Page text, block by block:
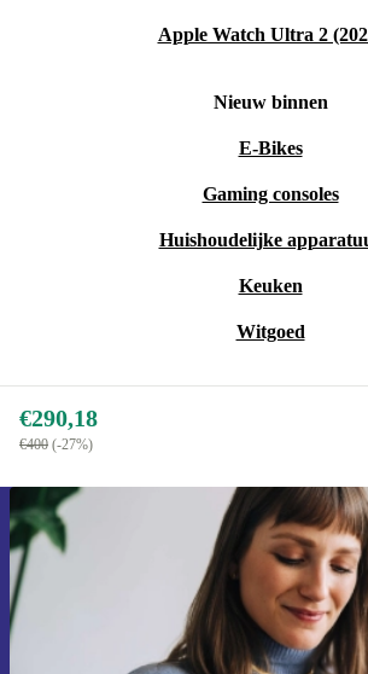
Apple Watch Ultra 2
Nieuw binnen
E-Bikes
Gaming consoles
Huishoudelijke
Keuken
Witgoed
€290,18
€400 (-27%)
Meld je aan voor onze
ontvang €15 korting!
Mis nooit meer een